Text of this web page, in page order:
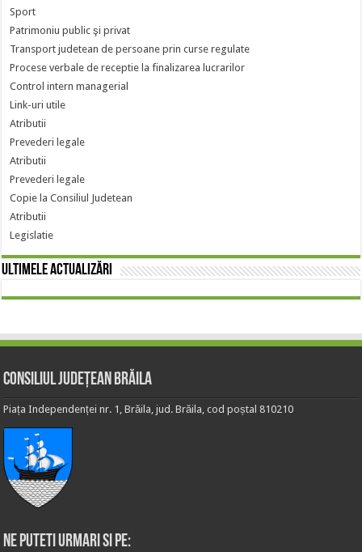
Sport
Patrimoniu public şi privat
Transport judetean de persoane prin curse regulate
Procese verbale de receptie la finalizarea lucrarilor
Control intern managerial
Link-uri utile
Atributii
Prevederi legale
Atributii
Prevederi legale
Copie la Consiliul Judetean
Atributii
Legislatie
Ultimele actualizări
Consiliul Județean Brăila
Piața Independenței nr. 1, Brăila, jud. Brăila, cod poștal 810210
Ne puteti urmari si pe: